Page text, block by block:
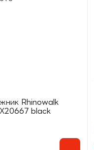
Rhinowalk
black